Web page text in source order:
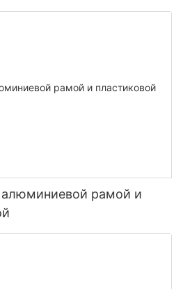
алюминиевой рамой и